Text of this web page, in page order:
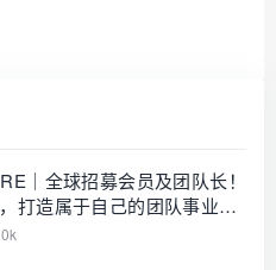
｜全球招募会员及团队长！
打造属于自己的团队事业，
打造团队？加入